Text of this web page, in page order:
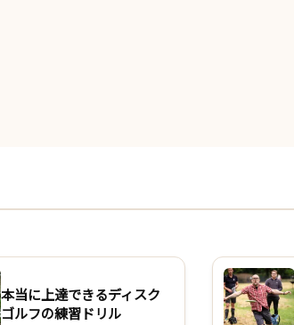
本当に上達できるディスク
ゴルフの練習ドリル